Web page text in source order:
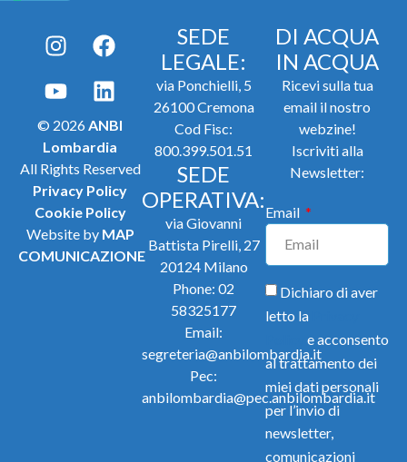
© 2026 ANBI
Lombardia
All Rights Reserved
Privacy Policy
Cookie Policy
Website by MAP
COMUNICAZIONE
SEDE
LEGALE:
via Ponchielli, 5
26100 Cremona
Cod Fisc:
800.399.501.51
SEDE
OPERATIVA:
via Giovanni
Battista Pirelli, 27
20124 Milano
Phone: 02
58325177
Email:
segreteria@anbilombardia.it
Pec:
anbilombardia@pec.anbilombardia.it
DI ACQUA
IN ACQUA
Ricevi sulla tua
email il nostro
webzine!
Iscriviti alla
Newsletter:
Email
Dichiaro di aver
letto la
e acconsento
al trattamento dei
miei dati personali
per l’invio di
newsletter,
comunicazioni